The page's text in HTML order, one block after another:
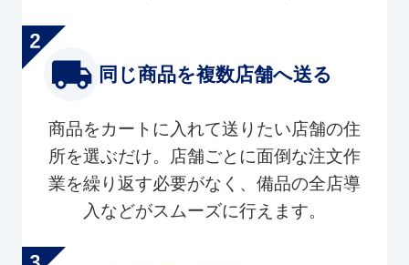
同じ商品を複数店舗へ送る
商品をカートに入れて送りたい店舗の住
所を選ぶだけ。店舗ごとに面倒な注文作
業を繰り返す必要がなく、備品の全店導
入などがスムーズに行えます。